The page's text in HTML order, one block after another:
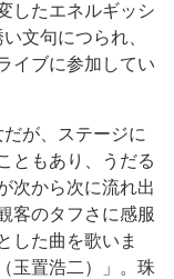
したエネルギッシ
文句につられ、
イブに参加してい
が、ステージに
ともあり、うだる
次から次に流れ出
客のタフさに感服
した曲を歌いま
玉置浩二）」。珠